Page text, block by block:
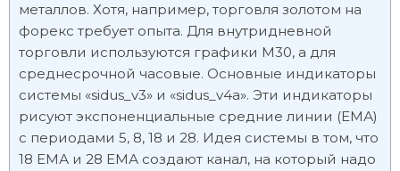
металлов. Хотя, например, торговля золотом на
форекс требует опыта. Для внутридневной
торговли используются графики М30, а для
среднесрочной часовые. Основные индикаторы
системы «sidus_v3» и «sidus_v4a». Эти индикаторы
рисуют экспоненциальные средние линии (ЕМА)
с периодами 5, 8, 18 и 28. Идея системы в том, что
18 ЕМА и 28 ЕМА создают канал, на который надо